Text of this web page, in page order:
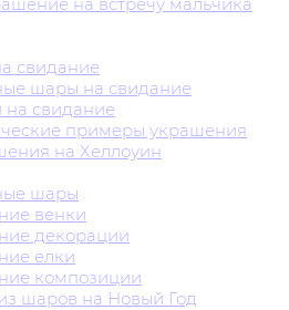
свидание
шары на свидание
на свидание
примеры украшения
на Хеллоуин
шары
венки
декорации
елки
композиции
шаров на Новый Год